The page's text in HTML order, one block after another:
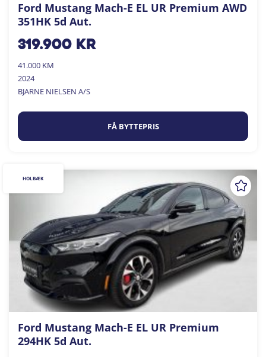
Ford Mustang Mach-E EL UR Premium AWD
351HK 5d Aut.
319.900kr
41.000 KM
2024
BJARNE NIELSEN A/S
FÅ BYTTEPRIS
Ford Mustang Mach-E EL UR Premium
294HK 5d Aut.
HOLBÆK